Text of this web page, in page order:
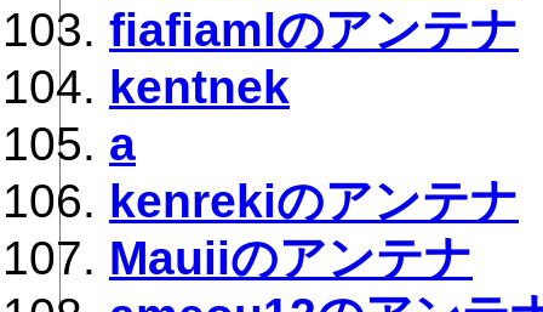
fiafiamlのアンテナ
kentnek
a
kenrekiのアンテナ
Mauiiのアンテナ